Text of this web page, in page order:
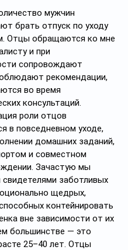
мужчин
брать отпуск по уходу
Отцы обращаются ко мне
и при
сопровождают
рекомендации,
во время
консультаций.
роли отцов
в повседневном уходе,
домашних заданий,
и совместном
Зачастую мы
свидетелями заботливых
щедрых,
контейнировать
вне зависимости от их
большинстве — это
25–40 лет. Отцы